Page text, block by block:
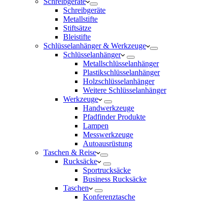
Schreibgeräte
Metallstifte
Stiftsätze
Bleistifte
Schlüsselanhänger & Werkzeuge
Schlüsselanhänger
Metallschlüsselanhänger
Plastikschlüsselanhänger
Holzschlüsselanhänger
Weitere Schlüsselanhänger
Werkzeuge
Handwerkzeuge
Pfadfinder Produkte
Lampen
Messwerkzeuge
Autoausrüstung
Taschen & Reise
Rucksäcke
Sportrucksäcke
Business Rucksäcke
Taschen
Konferenztasche